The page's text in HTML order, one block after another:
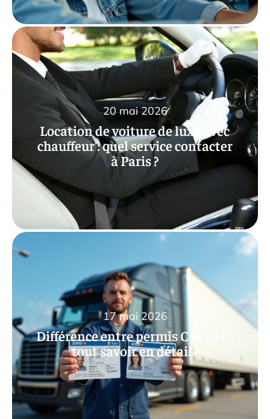
Location de voiture de luxe avec
chauffeur : quel service contacter
à Paris ?
20 mai 2026
Différence entre permis C et C1E :
tout savoir en détail !
17 mai 2026